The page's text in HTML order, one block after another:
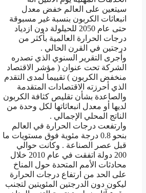
ﺳﻴﺘﻌﻴﻦ ﻋﻠﻰ ﺍﻟﻌﺎﻟﻢ ﺧﻔﺾ ﻣﻌﺪﻝ
ﺍﻧﺒﻌﺎﺛﺎﺕ ﺍﻟﻜﺮﺑﻮﻥ ﺑﻨﺴﺒﺔ ﻏﻴﺮ ﻣﺴﺒﻮﻗﺔ
ﺣﺘﻰ ﻋﺎﻡ 2050 ﻟﻠﺤﻴﻠﻮﻟﺔ ﺩﻭﻥ ﺍﺯﺩﻳﺎﺩ
ﺩﺭﺟﺎﺕ ﺍﻟﺤﺮﺍﺭﺓ ﺍﻟﻌﺎﻟﻤﻴﺔ ﺑﺄﻛﺜﺮ ﻣﻦ
ﺩﺭﺟﺘﻴﻦ ﻓﻲ ﺍﻟﻘﺮﻥ ﺍﻟﺤﺎﻟﻲ .
ﻭﺃﺟﺮﻯ ﺍﻟﺘﻘﺮﻳﺮ ﺍﻟﺴﻨﻮﻱ ﺍﻟﺬﻱ ﺗﺼﺪﺭﻩ
ﺍﻟﺸﺮﻛﺔ ﺗﺤﺖ ﻋﻨﻮﺍﻥ ‏( ﻣﺆﺷﺮ ﺍﻻﻗﺘﺼﺎﺩ
ﻣﻨﺨﻔﺾ ﺍﻟﻜﺮﺑﻮﻥ ‏) ﺗﻘﻴﻴﻤﺎ ﻟﻤﺪﻯ ﺍﻟﺘﻘﺪﻡ
ﺍﻟﺬﻱ ﺃﺣﺮﺯﺗﻪ ﺍﻻﻗﺘﺼﺎﺩﺍﺕ ﺍﻟﻤﺘﻘﺪﻣﺔ
ﻭﺍﻟﺼﺎﻋﺪﺓ ﺑﺸﺄﻥ ﺗﻘﻠﻴﺺ ﻛﺜﺎﻓﺔ ﺍﻟﻜﺮﺑﻮﻥ
ﻟﺪﻳﻬﺎ ﺃﻭ ﻣﻌﺪﻝ ﺍﻧﺒﻌﺎﺛﺎﺗﻬﺎ ﻟﻜﻞ ﻭﺣﺪﺓ ﻣﻦ
ﺍﻟﻨﺎﺗﺞ ﺍﻟﻤﺤﻠﻲ ﺍﻹﺟﻤﺎﻟﻲ .
ﻭﺍﺭﺗﻔﻌﺖ ﺩﺭﺟﺎﺕ ﺍﻟﺤﺮﺍﺭﺓ ﻓﻲ ﺍﻟﻌﺎﻟﻢ
ﺑﻨﺤﻮ 0.8 ﺩﺭﺟﺔ ﻣﺌﻮﻳﺔ ﻓﻮﻕ ﻣﺴﺘﻮﻳﺎﺕ ﻣﺎ
ﻗﺒﻞ ﻋﺼﺮ ﺍﻟﺼﻨﺎﻋﺔ . ﻭﻛﺎﻧﺖ ﺣﻮﺍﻟﻲ
200 ﺩﻭﻟﺔ ﺍﺗﻔﻘﺖ ﻓﻲ ﻋﺎﻡ 2010 ﺧﻼﻝ
ﻣﺤﺎﺩﺛﺎﺕ ﺍﻷﻣﻢ ﺍﻟﻤﺘﺤﺪﺓ ﺣﻮﻝ ﺍﻟﻤﻨﺎﺥ
ﻋﻠﻰ ﺍﻟﺤﺪ ﻣﻦ ﺍﺭﺗﻔﺎﻉ ﺩﺭﺟﺎﺕ ﺍﻟﺤﺮﺍﺭﺓ
ﻟﻴﻜﻮﻥ ﺩﻭﻥ ﺍﻟﺪﺭﺟﺘﻴﻦ ﺍﻟﻤﺌﻮﻳﺘﻴﻦ ﻟﺘﺠﻨﺐ